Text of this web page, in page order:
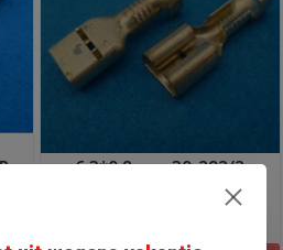
6.3*0.8 mm 30-292/2